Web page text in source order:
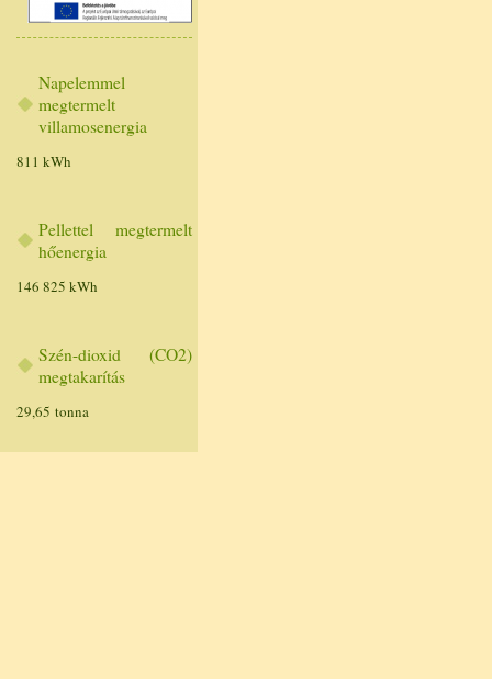
Napelemmel
megtermelt
villamosenergia
811 kWh
Pellettel megtermelt
hőenergia
146 825 kWh
Szén-dioxid (CO2)
megtakarítás
29,65 tonna